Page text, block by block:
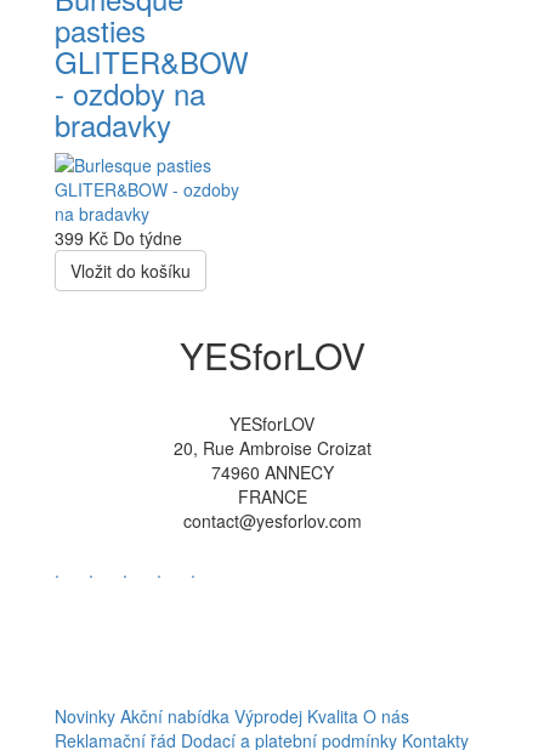
pasties
GLITER&BOW
- ozdoby na
bradavky
399 Kč Do týdne
Vložit do košíku
YESforLOV
YESforLOV
20, Rue Ambroise Croizat
74960 ANNECY
FRANCE
contact@yesforlov.com
. . . . .
Novinky Akční nabídka Výprodej Kvalita O nás
Reklamační řád Dodací a platební podmínky Kontakty